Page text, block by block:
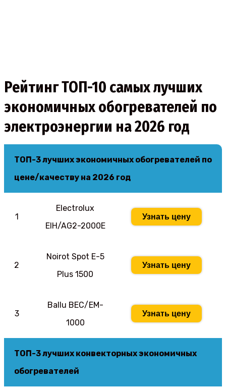
Рейтинг ТОП-10 самых лучших
экономичных обогревателей по
электроэнергии на 2026 год
ТОП-3 лучших экономичных обогревателей по
цене/качеству на 2026 год
1
Electrolux
EIH/AG2-2000E
Узнать цену
2
Noirot Spot E-5
Plus 1500
Узнать цену
3
Ballu BEC/EM-
1000
Узнать цену
ТОП-3 лучших конвекторных экономичных
обогревателей